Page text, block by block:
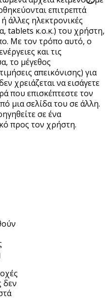
επιτρεπτά
άλλες ηλεκτρονικές
tablets κ.ο.κ.) του χρήστη,
Με τον τρόπο αυτό, ο
και τις
το μέγεθος
απεικόνισης) για
χρειάζεται να εισάγετε
που επισκέπτεστε τον
μια σελίδα του σε άλλη.
σε ένα
προς τον χρήστη.
δεν